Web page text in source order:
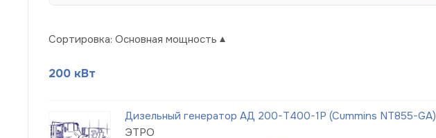
Сортировка: Основная мощность
200 кВт
Дизельный генератор АД 200-Т400-1Р (Cummins NT855-GA)
ЭТРО